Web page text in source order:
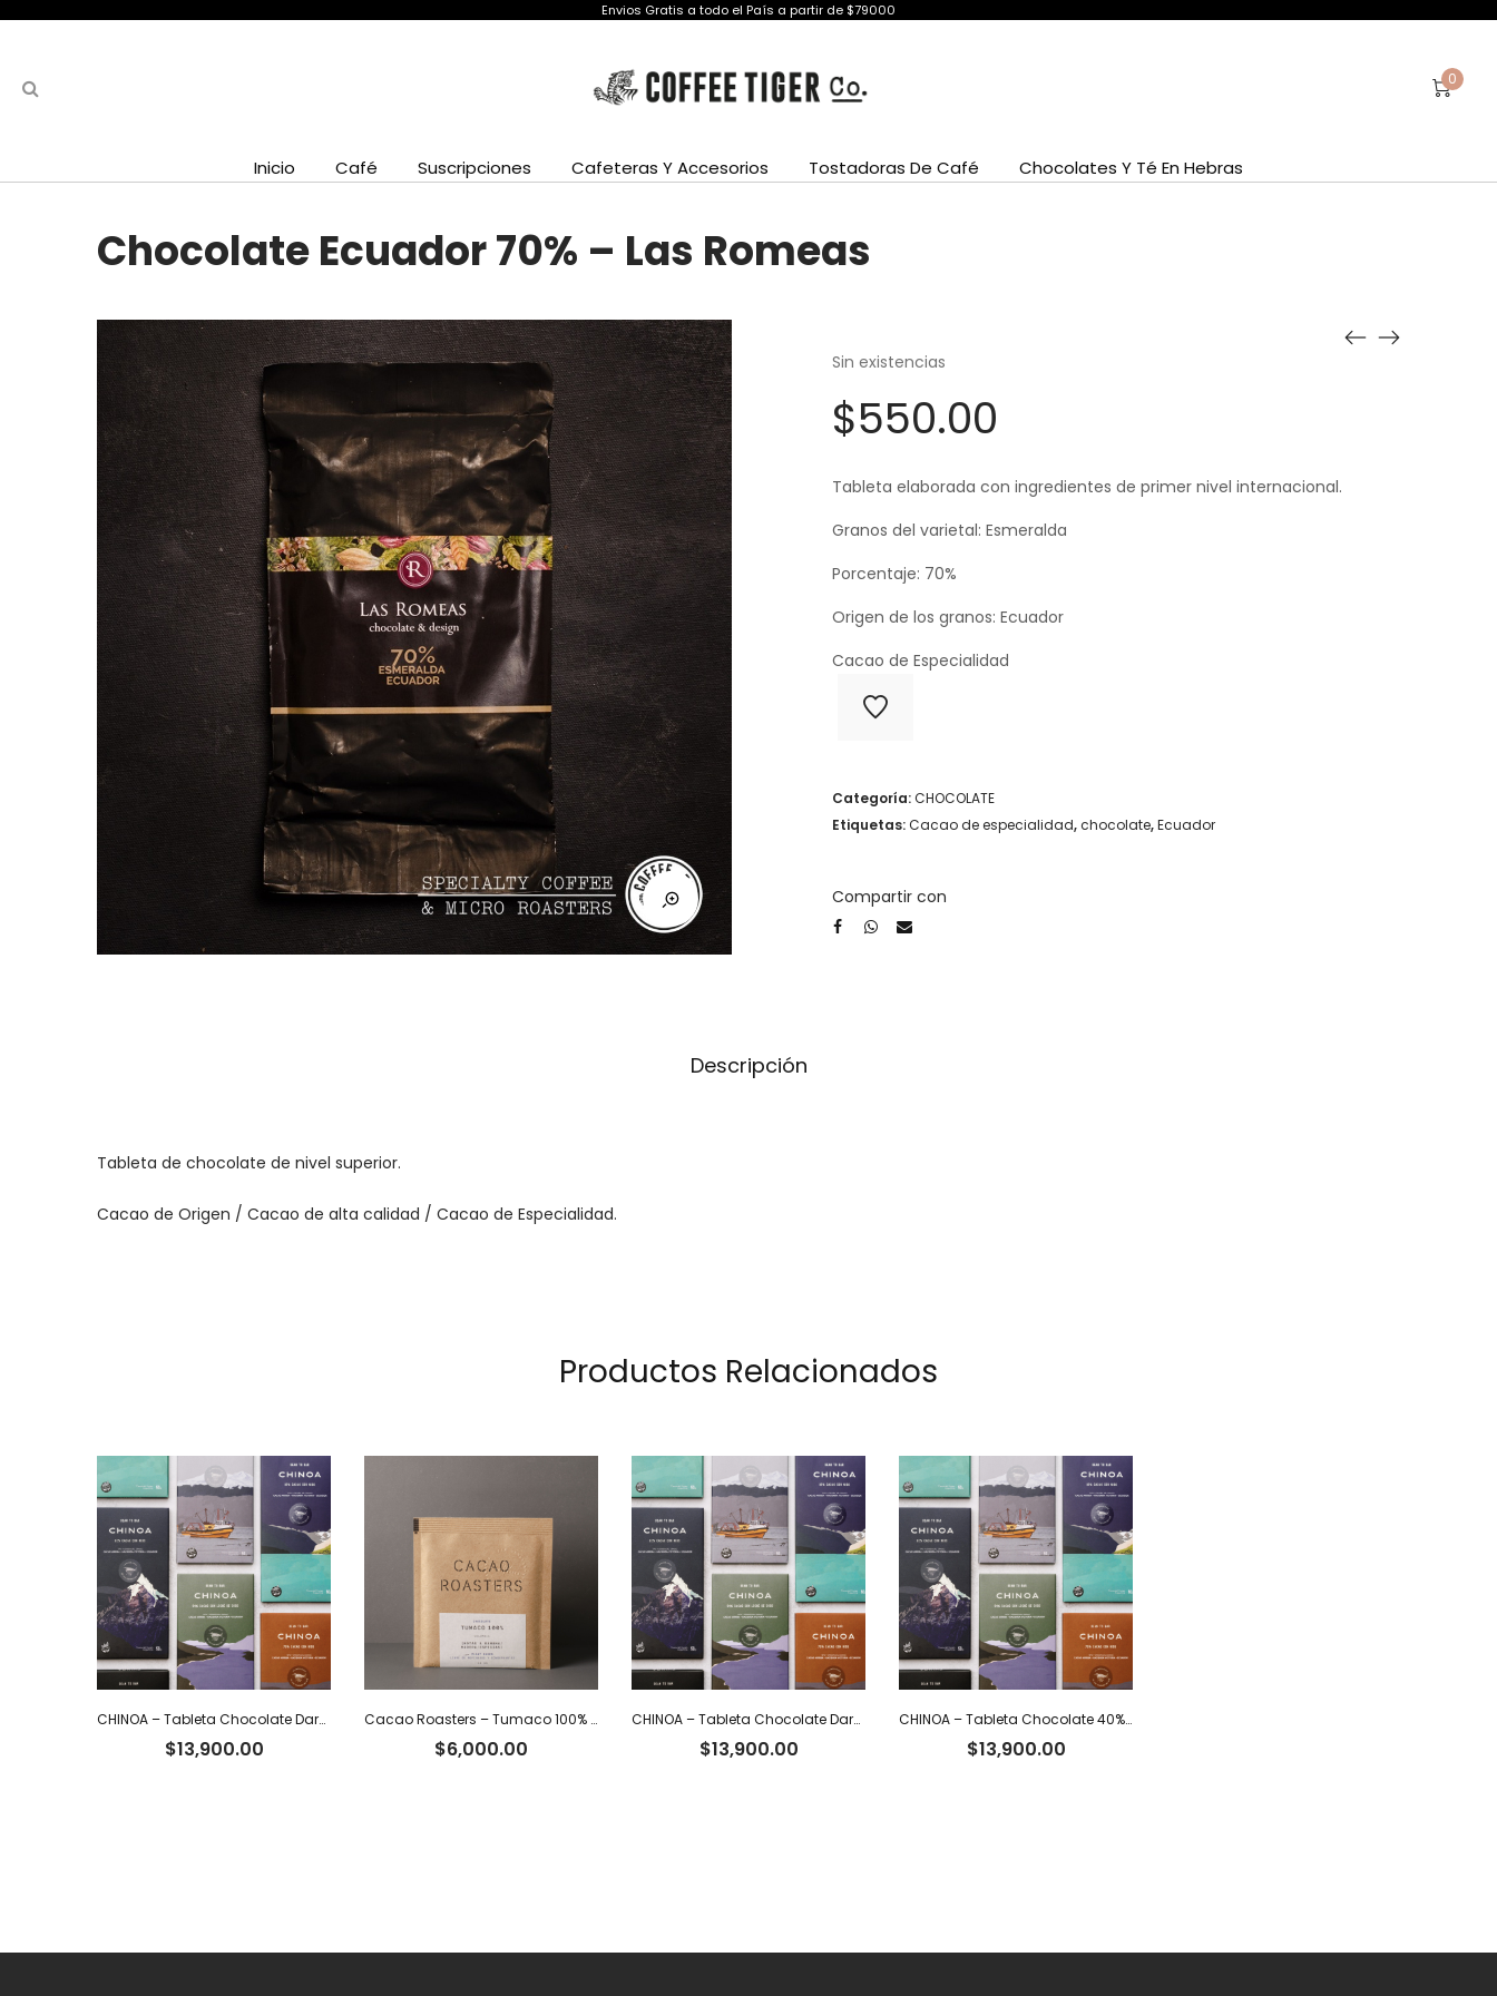
Envios Gratis a todo el País a partir de $79000
0
Inicio Café Suscripciones Cafeteras Y Accesorios Tostadoras De Café Chocolates Y Té En Hebras
Chocolate Ecuador 70% – Las Romeas
Sin existencias
$550.00
Tableta elaborada con ingredientes de primer nivel internacional.
Granos del varietal: Esmeralda
Porcentaje: 70%
Origen de los granos: Ecuador
Cacao de Especialidad
Categoría:CHOCOLATE
Etiquetas:Cacao de especialidad,chocolate,Ecuador
Compartir con
Descripción
Tableta de chocolate de nivel superior.
Cacao de Origen / Cacao de alta calidad / Cacao de Especialidad.
Productos Relacionados
CHINOA – Tableta Chocolate Dark 72% Cacao Intenso Ecuatoriano x 50 g
$13,900.00
Cacao Roasters – Tumaco 100% x 40 g
$6,000.00
CHINOA – Tableta Chocolate Dark 92% Cacao Ecuatoriano x 50 g
$13,900.00
CHINOA – Tableta Chocolate 40% con leche y café x 50 g
$13,900.00